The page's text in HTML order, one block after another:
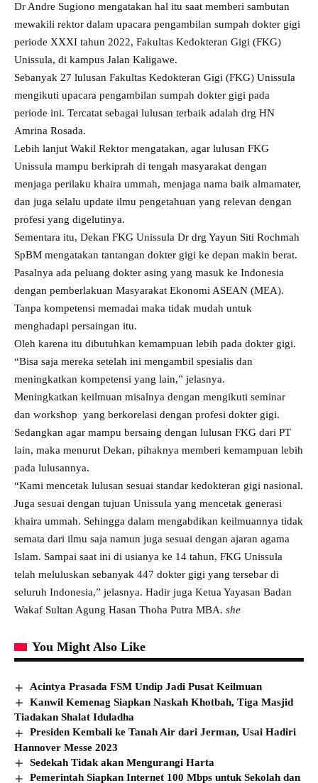
Dr Andre Sugiono mengatakan hal itu saat memberi sambutan
mewakili rektor dalam upacara pengambilan sumpah dokter gigi
periode XXXI tahun 2022, Fakultas Kedokteran Gigi (FKG)
Unissula, di kampus Jalan Kaligawe.
Sebanyak 27 lulusan Fakultas Kedokteran Gigi (FKG) Unissula
mengikuti upacara pengambilan sumpah dokter gigi pada
periode ini. Tercatat sebagai lulusan terbaik adalah drg HN
Amrina Rosada.
Lebih lanjut Wakil Rektor mengatakan, agar lulusan FKG
Unissula mampu berkiprah di tengah masyarakat dengan
menjaga perilaku khaira ummah, menjaga nama baik almamater,
dan juga selalu update ilmu pengetahuan yang relevan dengan
profesi yang digelutinya.
Sementara itu, Dekan FKG Unissula Dr drg Yayun Siti Rochmah
SpBM mengatakan tantangan dokter gigi ke depan makin berat.
Pasalnya ada peluang dokter asing yang masuk ke Indonesia
dengan pemberlakuan Masyarakat Ekonomi ASEAN (MEA).
Tanpa kompetensi memadai maka tidak mudah untuk
menghadapi persaingan itu.
Oleh karena itu dibutuhkan kemampuan lebih pada dokter gigi.
“Bisa saja mereka setelah ini mengambil spesialis dan
meningkatkan kompetensi yang lain,” jelasnya.
Meningkatkan keilmuan misalnya dengan mengikuti seminar
dan workshop yang berkorelasi dengan profesi dokter gigi.
Sedangkan agar mampu bersaing dengan lulusan FKG dari PT
lain, maka menurut Dekan, pihaknya memberi kemampuan lebih
pada lulusannya.
“Kami mencetak lulusan sesuai standar kedokteran gigi nasional.
Juga sesuai dengan tujuan Unissula yang mencetak generasi
khaira ummah. Sehingga dalam mengabdikan keilmuannya tidak
semata dari ilmu saja namun juga sesuai dengan ajaran agama
Islam. Sampai saat ini di usianya ke 14 tahun, FKG Unissula
telah meluluskan sebanyak 447 dokter gigi yang tersebar di
seluruh Indonesia,” jelasnya. Hadir juga Ketua Yayasan Badan
Wakaf Sultan Agung Hasan Thoha Putra MBA. she
You Might Also Like
Acintya Prasada FSM Undip Jadi Pusat Keilmuan
Kanwil Kemenag Siapkan Naskah Khotbah, Tiga Masjid
Tiadakan Shalat Iduladha
Presiden Kembali ke Tanah Air dari Jerman, Usai Hadiri
Hannover Messe 2023
Sedekah Tidak akan Mengurangi Harta
Pemerintah Siapkan Internet 100 Mbps untuk Sekolah dan